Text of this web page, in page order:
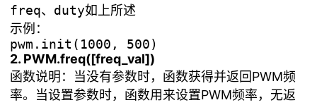
freq、duty如上所述
示例：
pwm.init(1000, 500)
2. PWM.freq([freq_val])
函数说明：当没有参数时，函数获得并返回PWM频
率。当设置参数时，函数用来设置PWM频率，无返